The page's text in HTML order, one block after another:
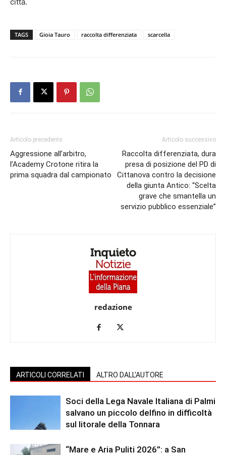
TAGS Gioia Tauro raccolta differenziata scarcella
Articolo precedente
Aggressione all’arbitro,
l’Academy Crotone ritira la
prima squadra dal campionato
Articolo successivo
Raccolta differenziata, dura
presa di posizione del PD di
Cittanova contro la decisione
della giunta Antico: “Scelta
grave che smantella un
servizio pubblico essenziale”
redazione
ARTICOLI CORRELATI ALTRO DALL'AUTORE
Soci della Lega Navale Italiana di Palmi
salvano un piccolo delfino in difficoltà
sul litorale della Tonnara
“Mare e Aria Puliti 2026”: a San